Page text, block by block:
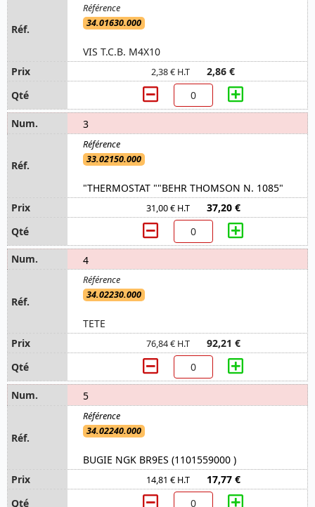
34.01630.000
VIS T.C.B. M4X10
2,38 € H.T 2,86 €
3
33.02150.000
"THERMOSTAT ""BEHR THOMSON N. 1085"
31,00 € H.T 37,20 €
4
34.02230.000
TETE
76,84 € H.T 92,21 €
5
34.02240.000
BUGIE NGK BR9ES (1101559000 )
14,81 € H.T 17,77 €